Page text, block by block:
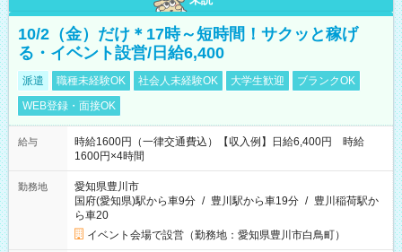
10/2（金）だけ＊17時～短時間！サクッと稼げ
る・イベント設営/日給6,400
派遣 職種未経験OK 社会人未経験OK 大学生歓迎
ブランクOK
WEB登録・面接OK
給与
時給1600円（一律交通費込）【収入例】日給6,400円 時給
1600円×4時間
勤務地
愛知県豊川市
国府(愛知県)駅から車9分 / 豊川駅から車19分 / 豊川稲荷駅か
ら車20
イベント会場で設営（勤務地：愛知県豊川市白鳥町）